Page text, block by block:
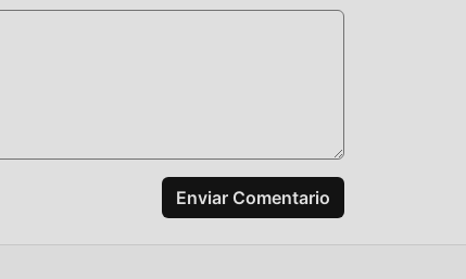
Enviar Comentario